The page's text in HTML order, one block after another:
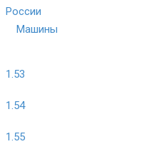
России
Машины
1.53
1.54
1.55